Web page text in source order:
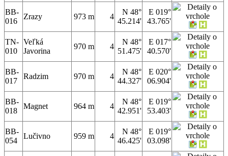
BB-
016
Zrazy 973 m 4
N 48°
45.214'
E 019°
43.765'
TN-
010
Veľká
Javorina
970 m 4
N 48°
51.475'
E 017°
40.570'
BB-
017
Radzim 970 m 4
N 48°
44.327'
E 020°
06.904'
BB-
018
Magnet 964 m 4
N 48°
42.951'
E 019°
53.403'
BB-
054
Lučivno 959 m 4
N 48°
46.425'
E 019°
03.098'